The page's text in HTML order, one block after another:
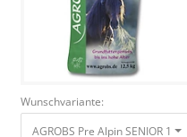
Wunschvariante: